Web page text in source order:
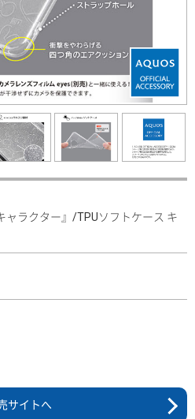
ャラクター』/TPUソフトケース キ
サイトへ